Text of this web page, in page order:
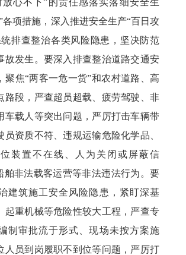
各项措施，深入推进安全生产“百日攻
排查整治各类风险隐患，坚决防范
故发生。要深入排查整治道路交通安
聚焦“两客一危一货”和农村道路、高
路段，严查超员超载、疲劳驾驶、非
车载人等突出问题，严厉打击车辆带
员资质不符、违规运输危险化学品、
装置不在线、人为关闭或屏蔽信
舶非法载客运营等非法违法行为。要
建筑施工安全风险隐患，紧盯深基
起重机械等危险性较大工程，严查专
制审批流于形式、现场未按方案施
人员到岗履职不到位等问题，严厉打